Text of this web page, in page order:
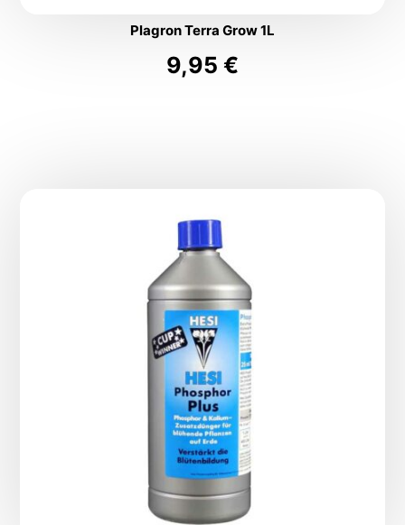
Plagron Terra Grow 1L
9,95 €